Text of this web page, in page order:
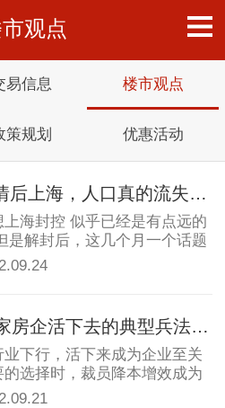
观点
易信息 楼市观点
策规划 优惠活动
疫情后上海，人口真的流失了么
上海封控 似乎已经是有点远的
是解封后，这几个月一个话题
被讨论得喋喋...
15家房企活下去的典型兵法：调架构减员，强管理增效
业下行，活下来成为企业至关
的选择时，裁员降本增效成为
企业的不二选择。...